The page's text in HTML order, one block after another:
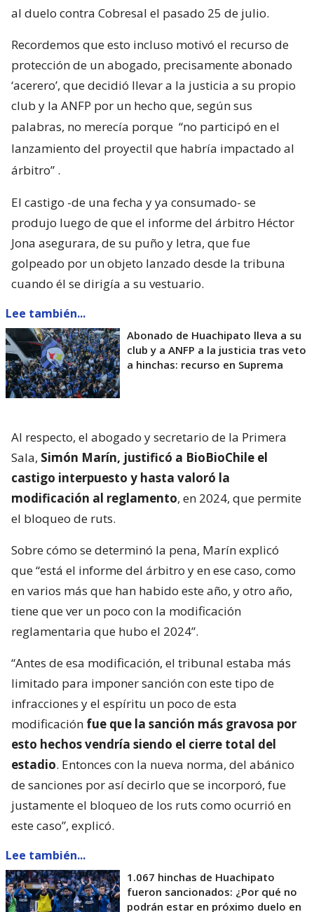
al duelo contra Cobresal el pasado 25 de julio.
Recordemos que esto incluso motivó el recurso de
protección de un abogado, precisamente abonado
‘acerero’, que decidió llevar a la justicia a su propio
club y la ANFP por un hecho que, según sus
palabras, no merecía porque “no participó en el
lanzamiento del proyectil que habría impactado al
árbitro” .
El castigo -de una fecha y ya consumado- se
produjo luego de que el informe del árbitro Héctor
Jona asegurara, de su puño y letra, que fue
golpeado por un objeto lanzado desde la tribuna
cuando él se dirigía a su vestuario.
Lee también...
Abonado de Huachipato lleva a su
club y a ANFP a la justicia tras veto
a hinchas: recurso en Suprema
Al respecto, el abogado y secretario de la Primera
Sala, Simón Marín, justificó a BioBioChile el
castigo interpuesto y hasta valoró la
modificación al reglamento, en 2024, que permite
el bloqueo de ruts.
Sobre cómo se determinó la pena, Marín explicó
que “está el informe del árbitro y en ese caso, como
en varios más que han habido este año, y otro año,
tiene que ver un poco con la modificación
reglamentaria que hubo el 2024”.
“Antes de esa modificación, el tribunal estaba más
limitado para imponer sanción con este tipo de
infracciones y el espíritu un poco de esta
modificación fue que la sanción más gravosa por
esto hechos vendría siendo el cierre total del
estadio. Entonces con la nueva norma, del abánico
de sanciones por así decirlo que se incorporó, fue
justamente el bloqueo de los ruts como ocurrió en
este caso”, explicó.
Lee también...
1.067 hinchas de Huachipato
fueron sancionados: ¿Por qué no
podrán estar en próximo duelo en